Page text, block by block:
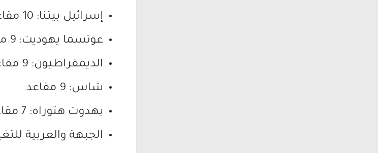
إسرائيل بيتنا: 10 مقاعد
عوتسما يهوديت: 9 مقاعد
الديمقراطيون: 9 مقاعد
شاس: 9 مقاعد
يهدوت هتوراه: 7 مقاعد
الجبهة والعربية